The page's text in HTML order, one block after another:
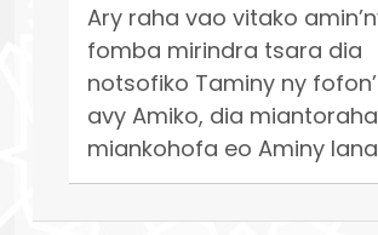
Ary raha vao vitako
fomba mirindra tsara dia
notsofiko Taminy ny
avy Amiko, dia
miankohofa eo Aminy